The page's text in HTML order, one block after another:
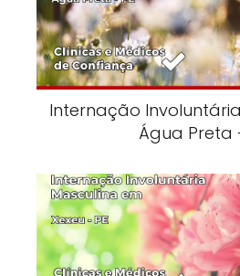
Internação
Água Preta